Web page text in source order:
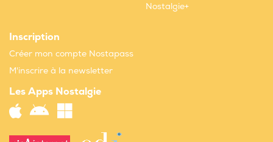
Nostalgie+
Inscription
Créer mon compte Nostapass
M'inscrire à la newsletter
Les Apps Nostalgie